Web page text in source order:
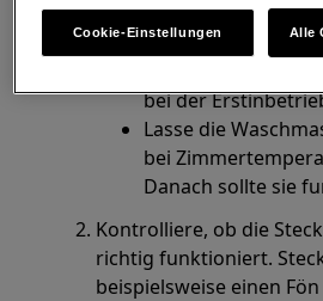
Ist die
sie kalten
bei der
Lasse die
bei
Danach sollte sie
Kontrolliere, ob die
richtig funktioniert.
beispielsweise einen
Cookie-Einstellungen Alle